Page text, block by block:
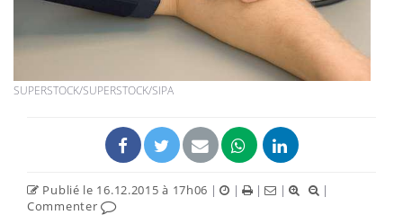
SUPERSTOCK/SUPERSTOCK/SIPA
Publié le 16.12.2015 à 17h06 | | | |
|
Commenter